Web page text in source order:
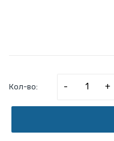
Кол-во: - +